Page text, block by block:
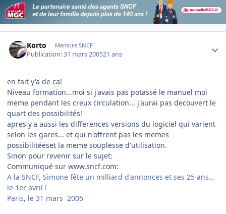
Korto Membre SNCF
Publication:31 mars 200521 ans
en fait y'a de ca!
Niveau formation...moi si j'avais pas potassé le manuel moi
meme pendant les creux circulation... j'aurai pas decouvert le
quart des possibilités!
apres y'a aussi les differences versions du logiciel qui varient
selon les gares... et qui n'offrent pas les memes
possibilitéeset la meme souplesse d'utilisation.
Sinon pour revenir sur le sujet:
Communiqué sur www.sncf.com:
A la SNCF, Simone fête un milliard d'annonces et ses 25 ans...
le 1er avril !
Paris, le 31 mars 2005